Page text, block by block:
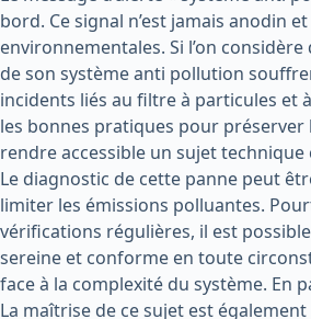
bord. Ce signal n’est jamais anodin
environnementales. Si l’on
de son système anti pollution
incidents liés au filtre à particules et
les bonnes pratiques pour préserver
rendre accessible un sujet
Le diagnostic de cette panne peut
limiter les émissions polluantes.
vérifications régulières, il est
sereine et conforme en toute
face à la complexité du système. En
La maîtrise de ce sujet est